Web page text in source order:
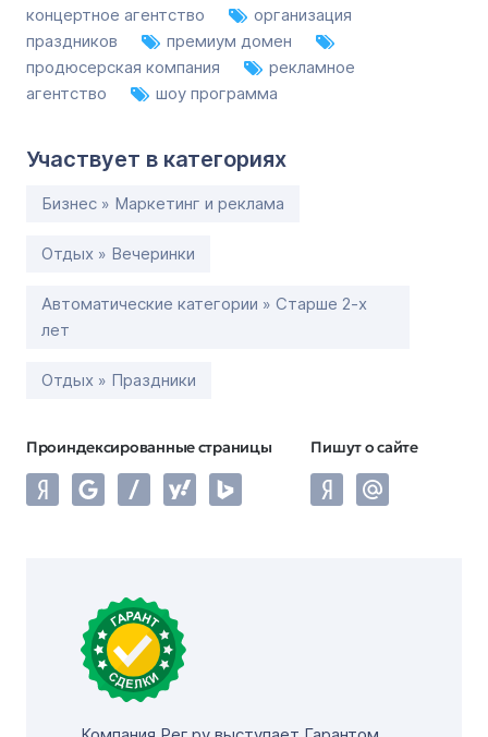
концертное агентство
организация
праздников
премиум домен
продюсерская компания
рекламное
агентство
шоу программа
Участвует в категориях
Бизнес » Маркетинг и реклама
Отдых » Вечеринки
Автоматические категории » Старше 2-х
лет
Отдых » Праздники
Проиндексированные страницы Пишут о сайте